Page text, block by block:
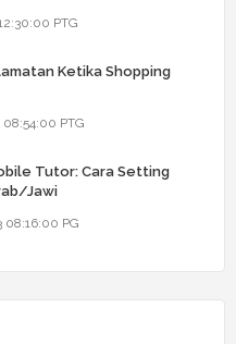
PTG
Ketika Shopping
PTG
Tutor: Cara Setting
Jawi
PG